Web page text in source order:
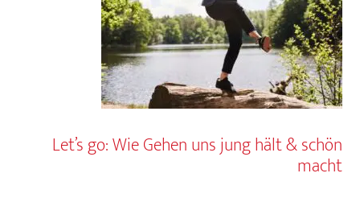
Let’s go: Wie Gehen uns jung hält & schön
macht